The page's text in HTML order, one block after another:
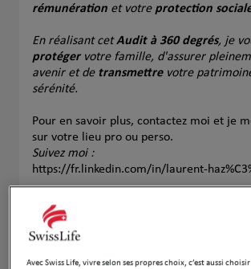
rémunération et votre protection
En réalisant cetAudit à 360 degrés, je
protéger votre famille, d'assurer
avenir et detransmettrevotre
sérénité.
Pour en savoir plus, contactez moi et je
sur votre lieu pro ou perso.
Suivez moi :
https://fr.linkedin.com/in/laurent-
A bientôt.
Avec Swiss Life, vivre selon ses propres choix, c’est aussi